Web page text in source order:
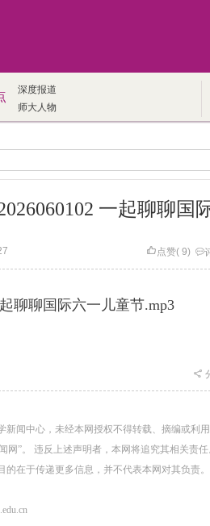
深度报道
师大人物
一起聊聊国
点赞( 9)
聊聊国际六一儿童节.mp3
闻中心，未经本网授权不得转载、摘编或利
”。 违反上述声明者，本网将追究其相关责任
在于传递更多信息，并不代表本网对其负责。